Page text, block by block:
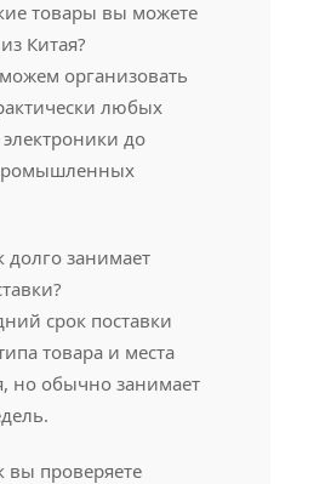
товары вы можете
Китая?
организовать
любых
до
долго занимает
срок поставки
товара и места
но обычно занимает
вы проверяете